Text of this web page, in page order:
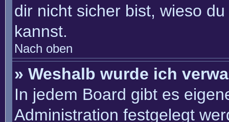
dir nicht sicher bist, wieso
kannst.
Nach oben
» Weshalb wurde ich
In jedem Board gibt es
Administration festgelegt